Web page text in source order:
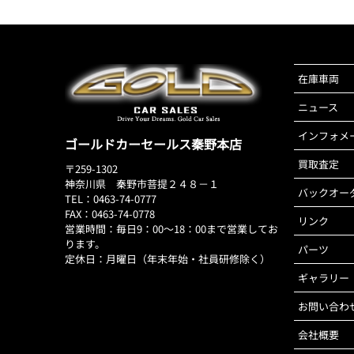
ゴールドカーセールス秦野本店
〒259-1302
神奈川県 秦野市菩提２４８－１
TEL：0463-74-0777
FAX：0463-74-0778
営業時間：毎日9：00～18：00まで営業してお
ります。
定休日：月曜日（年末年始・社員研修除く）
在庫車両
ニュース
インフォメ
買取査定
バックオー
リンク
パーツ
ギャラリー
お問い合わ
会社概要